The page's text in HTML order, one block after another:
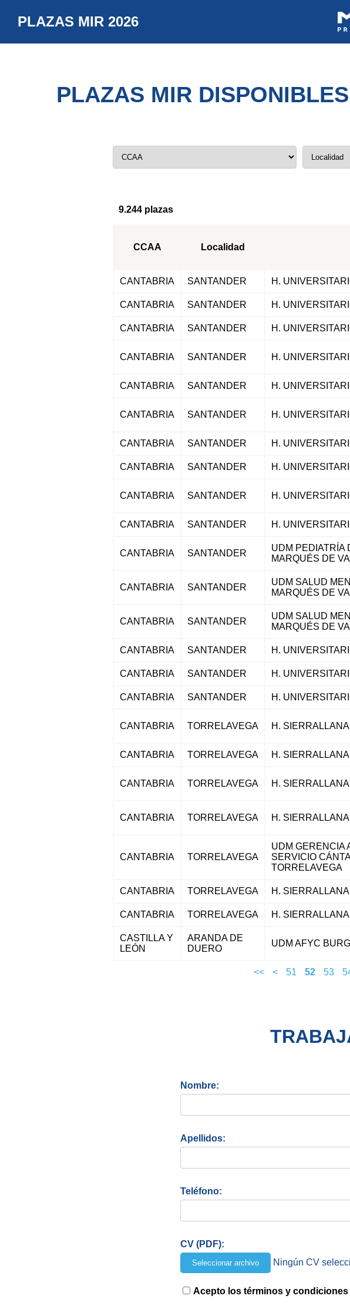
PLAZAS MIR 2026
PLAZAS MIR
9.244 plazas
CCAA Localidad
CANTABRIA SANTANDER H.
CANTABRIA SANTANDER H.
CANTABRIA SANTANDER H.
CANTABRIA SANTANDER H.
CANTABRIA SANTANDER H.
CANTABRIA SANTANDER H.
CANTABRIA SANTANDER H.
CANTABRIA SANTANDER H.
CANTABRIA SANTANDER H.
CANTABRIA SANTANDER H.
CANTABRIA SANTANDER
UDM PEDIATRÍA
MARQUÉS DE
CANTABRIA SANTANDER
UDM SALUD
MARQUÉS DE
CANTABRIA SANTANDER
UDM SALUD
MARQUÉS DE
CANTABRIA SANTANDER H.
CANTABRIA SANTANDER H.
CANTABRIA SANTANDER H.
CANTABRIA TORRELAVEGA H. SIERRALLANA
CANTABRIA TORRELAVEGA H. SIERRALLANA
CANTABRIA TORRELAVEGA H. SIERRALLANA
CANTABRIA TORRELAVEGA H. SIERRALLANA
CANTABRIA TORRELAVEGA
UDM GERENCIA
SERVICIO
TORRELAVEGA
CANTABRIA TORRELAVEGA H. SIERRALLANA
CANTABRIA TORRELAVEGA H. SIERRALLANA
CASTILLA Y
LEÓN
ARANDA DE
DUERO
UDM AFYC
<< < 51 52 53
Nombre:
Apellidos:
Teléfono:
CV (PDF):
Seleccionar archivo Ningún CV
Acepto los términos y